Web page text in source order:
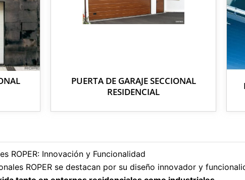
PUERTA DE GARAJE SECCIONAL
RESIDENCIAL
ROPER: Innovación y Funcionalidad
ROPER se destacan por su diseño innovador y